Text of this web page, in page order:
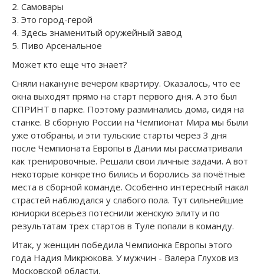
2. Самовары
3. Это город-герой
4. Здесь знаменитый оружейный завод
5. Пиво Арсенальное
Может кто еще что знает?
Сняли накануне вечером квартиру. Оказалось, что ее
окна выходят прямо на старт первого дня. А это был
СПРИНТ в парке. Поэтому разминались дома, сидя на
станке. В сборную России на Чемпионат Мира мы были
уже отобраны, и эти тульские старты через 3 дня
после Чемпионата Европы в Дании мы рассматривали
как тренировочные. Решали свои личные задачи. А вот
некоторые конкретно бились и боролись за почётные
места в сборной команде. Особенно интересный накал
страстей наблюдался у слабого пола. Тут сильнейшие
юниорки всерьез потеснили женскую элиту и по
результатам трех стартов в Туле попали в команду.
Итак, у женщин победила Чемпионка Европы этого
года Надия Микрюкова. У мужчин - Валера Глухов из
Московской области.